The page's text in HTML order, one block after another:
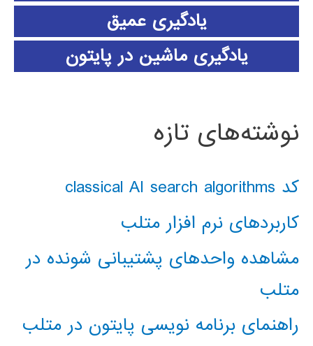
یادگیری عمیق
یادگیری ماشین در پایتون
نوشته‌های تازه
کد classical AI search algorithms
کاربردهای نرم افزار متلب
مشاهده واحدهای پشتیبانی شونده در
متلب
راهنمای برنامه نویسی پایتون در متلب